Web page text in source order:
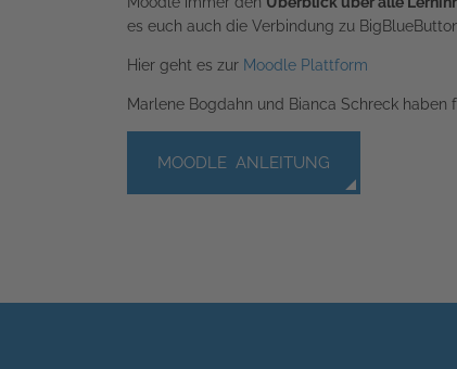
es euch auch die Verbindung zu
Hier geht es zur Moodle Plattform
Marlene Bogdahn und Bianca Schreck
MOODLE ANLEITUNG